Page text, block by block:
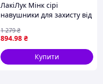
ЛакіЛук Мінк сірі
навушники для захисту від
894.98 ₴
1 279₴
Купити